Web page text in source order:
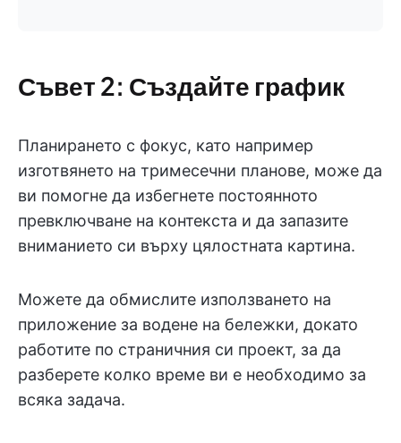
Съвет 2: Създайте график
Планирането с фокус, като например
изготвянето на тримесечни планове, може да
ви помогне да избегнете постоянното
превключване на контекста и да запазите
вниманието си върху цялостната картина.
Можете да обмислите използването на
приложение за водене на бележки, докато
работите по страничния си проект, за да
разберете колко време ви е необходимо за
всяка задача.